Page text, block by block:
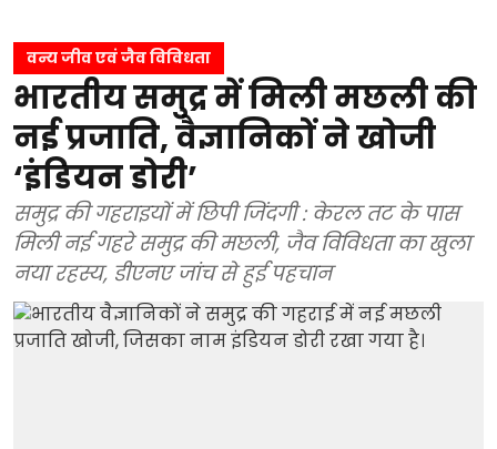
वन्य जीव एवं जैव विविधता
भारतीय समुद्र में मिली मछली की
नई प्रजाति, वैज्ञानिकों ने खोजी
‘इंडियन डोरी’
समुद्र की गहराइयों में छिपी जिंदगी : केरल तट के पास
मिली नई गहरे समुद्र की मछली, जैव विविधता का खुला
नया रहस्य, डीएनए जांच से हुई पहचान